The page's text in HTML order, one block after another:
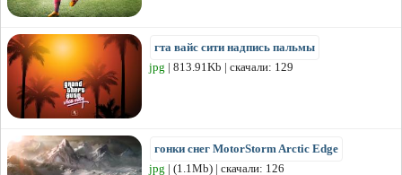
гта вайс сити надпись пальмы
jpg | 813.91Kb | скачали: 129
гонки снег MotorStorm Arctic Edge
jpg | (1.1Mb) | скачали: 126